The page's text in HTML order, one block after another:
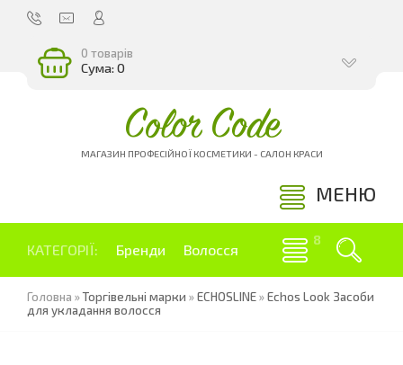
0 товарів
Сума: 0
Color Code
МАГАЗИН ПРОФЕСІЙНОЇ КОСМЕТИКИ - САЛОН КРАСИ
МЕНЮ
КАТЕГОРІЇ: Бренди Волосся
Головна »Торгівельні марки »ECHOSLINE»Echos Look Засоби
для укладання волосся